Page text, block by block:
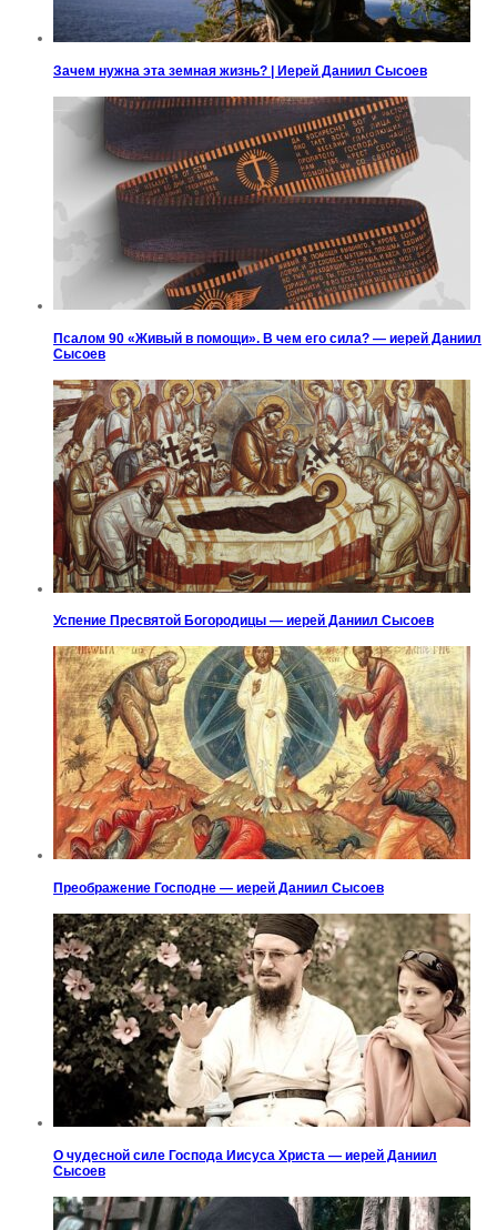
Зачем нужна эта земная жизнь? | Иерей Даниил Сысоев
Псалом 90 «Живый в помощи». В чем его сила? — иерей Даниил
Сысоев
Успение Пресвятой Богородицы — иерей Даниил Сысоев
Преображение Господне — иерей Даниил Сысоев
О чудесной силе Господа Иисуса Христа — иерей Даниил
Сысоев